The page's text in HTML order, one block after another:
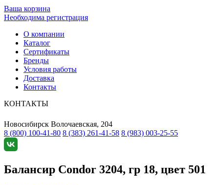
Ваша корзина
Необходима регистрация
О компании
Каталог
Сертификаты
Бренды
Условия работы
Доставка
Контакты
КОНТАКТЫ
Новосибирск Волочаевская, 204
8 (800) 100-41-80 8 (383) 261-41-58 8 (983) 003-25-55
Балансир Condor 3204, гр 18, цвет 501